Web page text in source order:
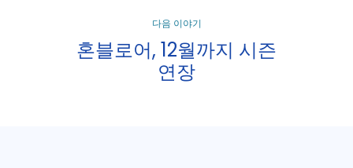
다음 이야기
혼블로어, 12월까지 시즌
연장